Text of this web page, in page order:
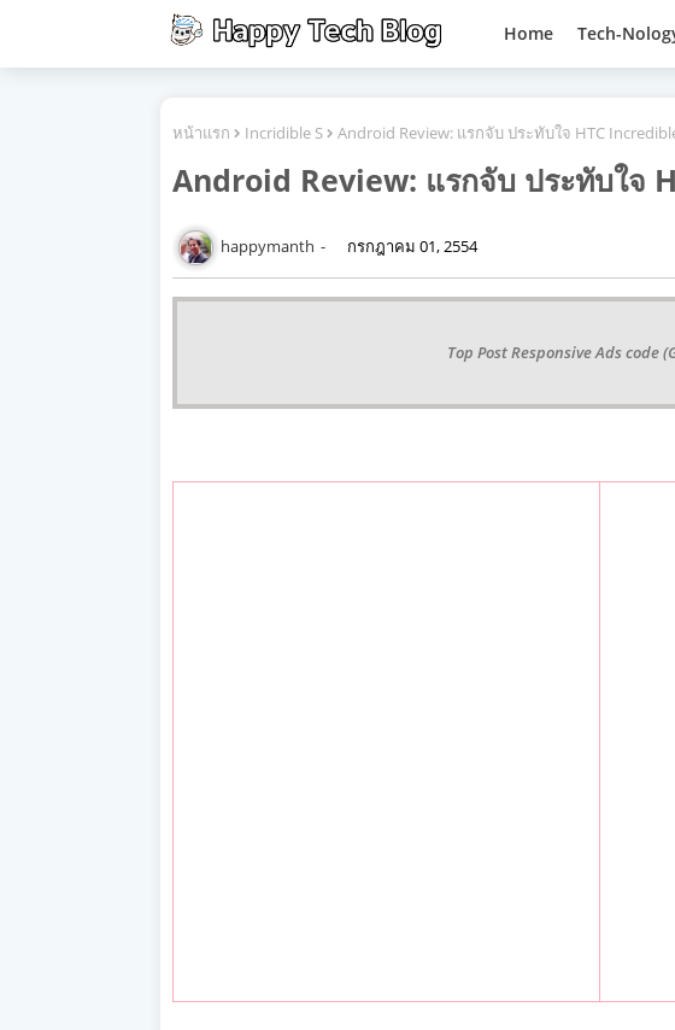
Home Tech-
หน้าแรก Incridible S Android Review: แรกจับ ประทับใจ HTC
Android Review: แรกจับ ประทับใจ
happymanth กรกฎาคม 01, 2554
Top Post Responsive Ads code